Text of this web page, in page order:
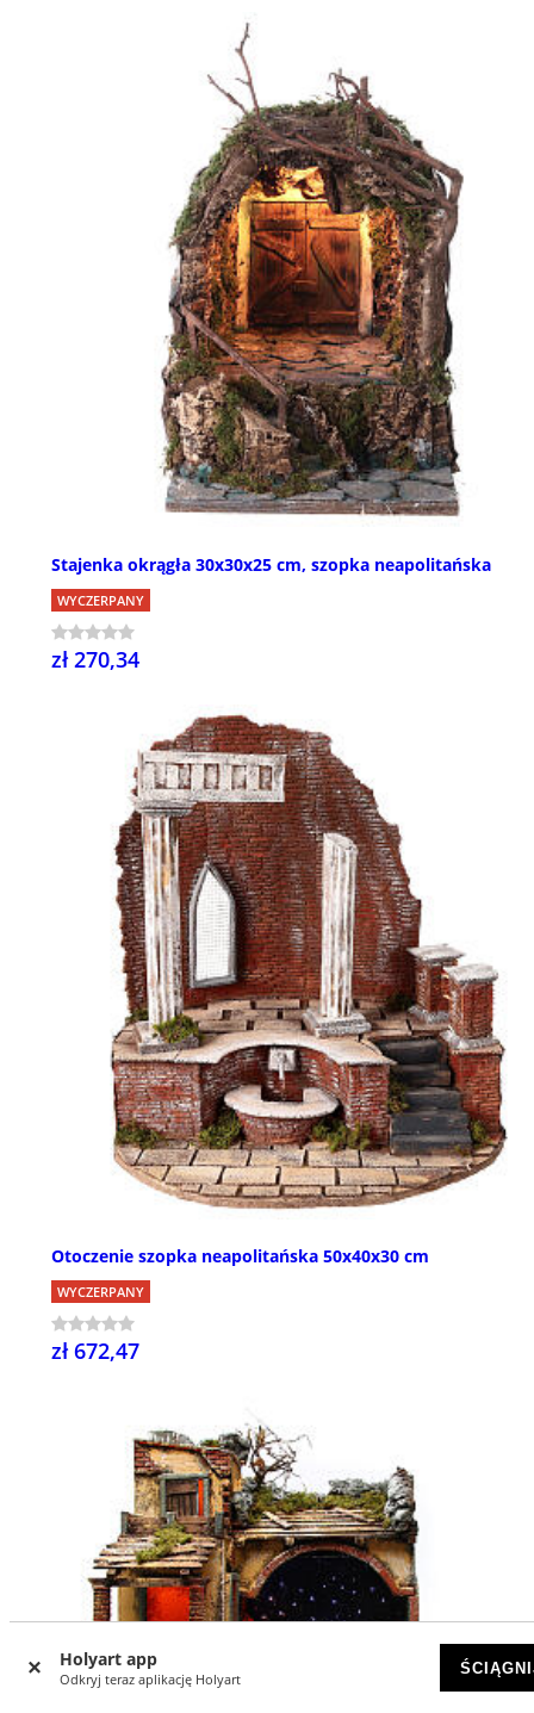
Holyart app
Odkryj teraz aplikację Holyart
Stajenka okrągła 30x30x25 cm, szopka neapolitańska
WYCZERPANY
zł 270,34
Otoczenie szopka neapolitańska 50x40x30 cm
WYCZERPANY
zł 672,47